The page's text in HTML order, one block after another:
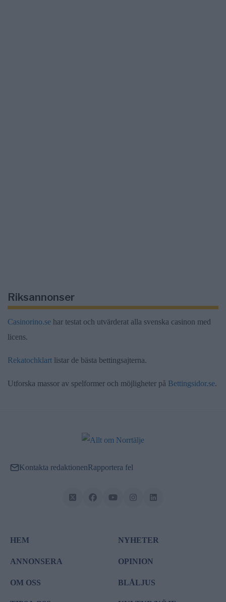
Riksannonser
Casinorino.se har testat och utvärderat alla svenska casinon med
licens.
Rekatochklart listar de bästa bettingsajterna.
Utforska massor av spelformer och möjligheter på Bettingsidor.se.
Kontakta redaktionenRapportera fel
HEM
ANNONSERA
OM OSS
NYHETER
OPINION
BLÅLJUS